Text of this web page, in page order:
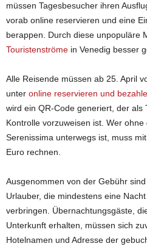
müssen Tagesbesucher ihren
vorab online reservieren und eine
berappen. Durch diese unpopuläre
Touristenströme in Venedig besser
Alle Reisende müssen ab 25. April
unter online reservieren und
wird ein QR-Code generiert, der als
Kontrolle vorzuweisen ist. Wer
Serenissima unterwegs ist, muss
Euro rechnen.
Ausgenommen von der Gebühr
Urlauber, die mindestens eine
verbringen. Übernachtungsgäste,
Unterkunft erhalten, müssen sich
Hotelnamen und Adresse der